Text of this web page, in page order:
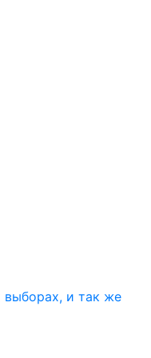
выборах, и так же